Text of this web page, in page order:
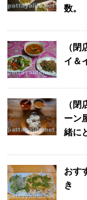
数。
（
イ＆
（
ーン
緒に
おす
き